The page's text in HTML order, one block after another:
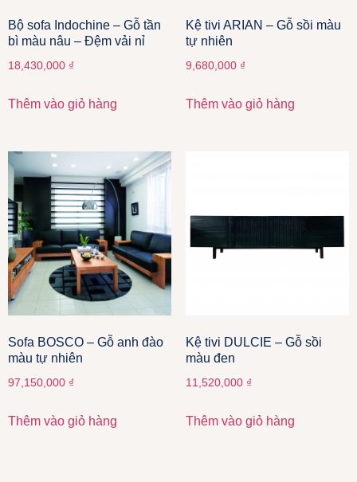
Bộ sofa Indochine – Gỗ tần
bì màu nâu – Đệm vải nỉ
18,430,000 ₫
Thêm vào giỏ hàng
Kệ tivi ARIAN – Gỗ sồi màu
tự nhiên
9,680,000 ₫
Thêm vào giỏ hàng
Sofa BOSCO – Gỗ anh đào
màu tự nhiên
97,150,000 ₫
Thêm vào giỏ hàng
Kệ tivi DULCIE – Gỗ sồi
màu đen
11,520,000 ₫
Thêm vào giỏ hàng